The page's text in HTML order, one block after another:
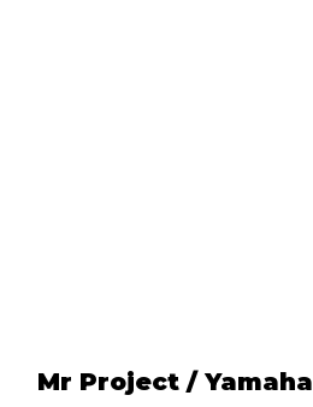
Mr Project / Yamaha